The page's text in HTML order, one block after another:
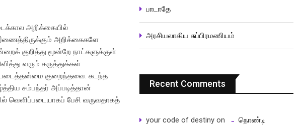
அறிக்கையில்
அறிக்கைகளே
குறித்து மூன்றே நாட்களுக்குள்
வரும் கருத்துக்கள்
குறைந்தவை. கடந்த
சம்பந்தர் அப்படித்தான்
வெளிப்படையாகப் பேசி வருவதாகத்
பாடாதே
அரசியலாகிய சுப்பிரமணியம்
Recent Comments
your code of destiny on
நொண்டி